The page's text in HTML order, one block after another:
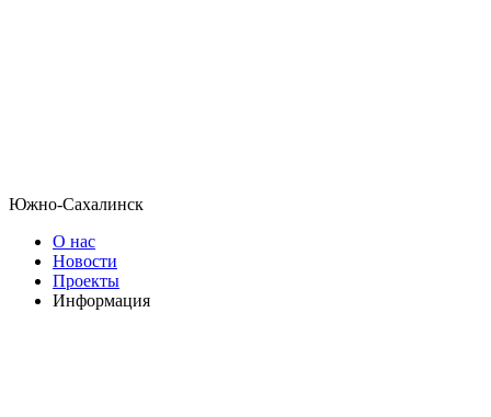
Южно-Сахалинск
О нас
Новости
Проекты
Информация